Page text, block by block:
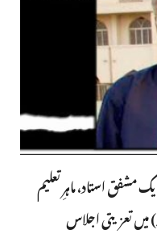
مشفق استاد، ماہرِتعلیم
میں تعزیتی اجلاس